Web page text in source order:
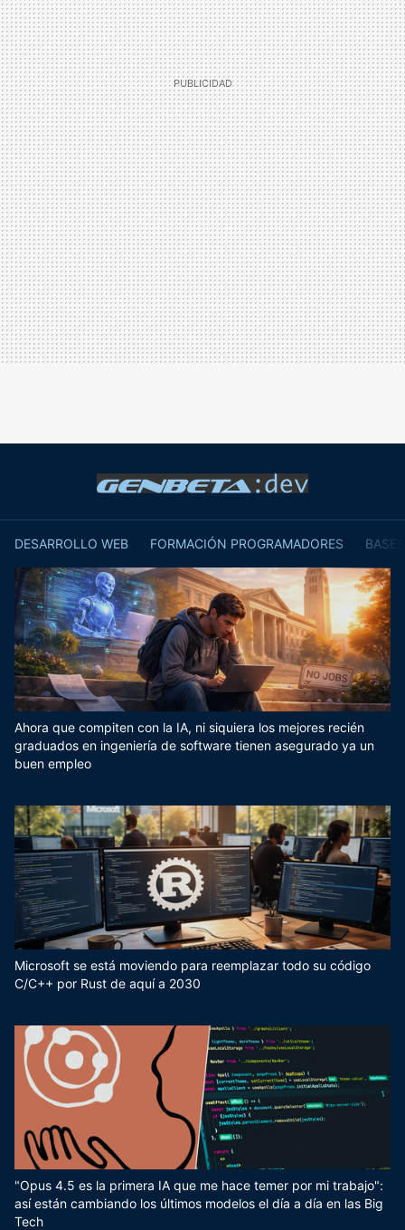
DESARROLLO WEB FORMACIÓN PROGRAMADORES
Ahora que compiten con la IA, ni siquiera los mejores recién
graduados en ingeniería de software tienen asegurado ya un
buen empleo
Microsoft se está moviendo para reemplazar todo su código
C/C++ por Rust de aquí a 2030
"Opus 4.5 es la primera IA que me hace temer por mi trabajo":
así están cambiando los últimos modelos el día a día en las Big
Tech